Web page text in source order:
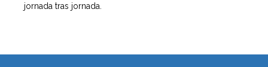
jornada tras jornada.